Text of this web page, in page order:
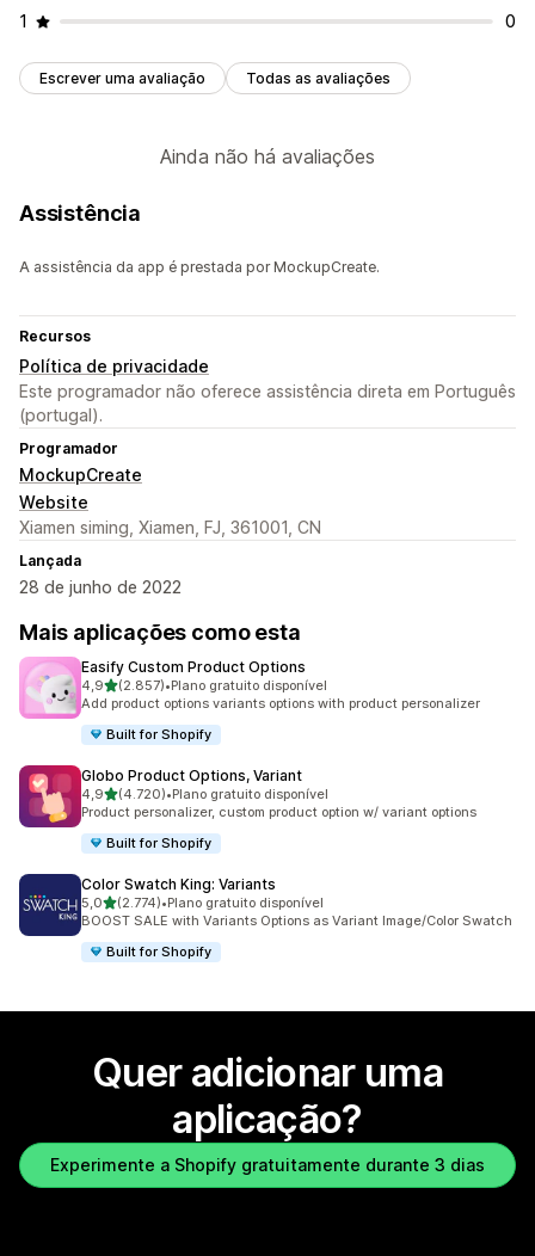
1
0
Escrever uma avaliação Todas as avaliações
Ainda não há avaliações
Assistência
A assistência da app é prestada por MockupCreate.
Recursos
Política de privacidade
Este programador não oferece assistência direta em Português
(portugal).
Programador
MockupCreate
Website
Xiamen siming, Xiamen, FJ, 361001, CN
Lançada
28 de junho de 2022
Mais aplicações como esta
Easify Custom Product Options
4,9de 5 estrelas
(2.857)
2857 total de avaliações
•Plano gratuito disponível
Add product options variants options with product personalizer
Built for Shopify
Globo Product Options, Variant
4,9de 5 estrelas
(4.720)
4720 total de avaliações
•Plano gratuito disponível
Product personalizer, custom product option w/ variant options
Built for Shopify
Color Swatch King: Variants
5,0de 5 estrelas
(2.774)
2774 total de avaliações
•Plano gratuito disponível
BOOST SALE with Variants Options as Variant Image/Color Swatch
Built for Shopify
Quer adicionar uma
aplicação?
Experimente a Shopify gratuitamente durante 3 dias